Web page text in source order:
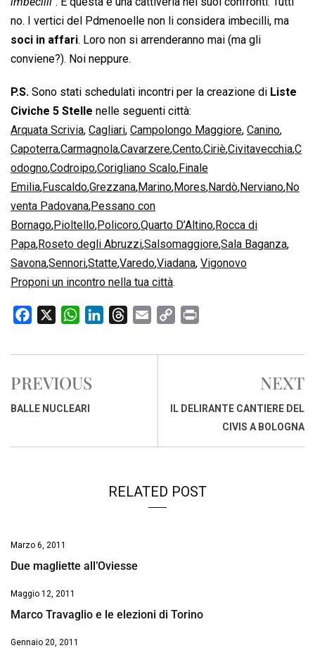
no. I vertici del Pdmenoelle non li considera imbecilli, ma
soci in affari. Loro non si arrenderanno mai (ma gli
conviene?). Noi neppure.
P.S. Sono stati schedulati incontri per la creazione di Liste
Civiche 5 Stelle nelle seguenti città:
Arquata Scrivia, Cagliari, Campolongo Maggiore, Canino,
Capoterra,Carmagnola,Cavarzere,Cento,Ciriè,Civitavecchia,C
odogno,Codroipo,Corigliano Scalo,Finale
Emilia,Fuscaldo,Grezzana,Marino,Mores,Nardò,Nerviano,No
venta Padovana,Pessano con
Bornago,Pioltello,Policoro,Quarto D’Altino,Rocca di
Papa,Roseto degli Abruzzi,Salsomaggiore,Sala Baganza,
Savona,Sennori,Statte,Varedo,Viadana, Vigonovo
Proponi un incontro nella tua città.
c
b
o
W
a
s
A
n
r
a
p
i
PREVIOUS
BALLE NUCLEARI
NEXT
IL DELIRANTE CANTIERE DEL
CIVIS A BOLOGNA
RELATED POST
Marzo 6, 2011
Due magliette all’Oviesse
Maggio 12, 2011
Marco Travaglio e le elezioni di Torino
Gennaio 20, 2011